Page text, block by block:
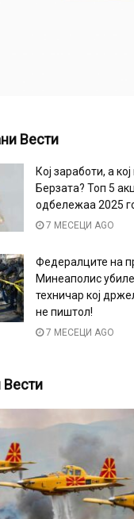
Вести
Кој заработи, а
Берзата? Топ 5
одбележаа 2025
7 МЕСЕЦИ AGO
Федералците на
Минеаполис
техничар кој
не пиштол!
7 МЕСЕЦИ AGO
Вести